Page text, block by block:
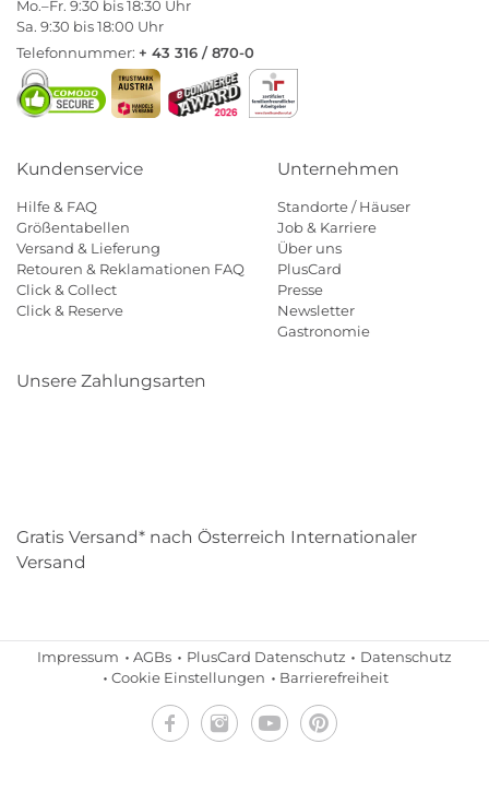
Mo.–Fr. 9:30 bis 18:30 Uhr
Sa. 9:30 bis 18:00 Uhr
Telefonnummer: + 43 316 / 870-0
Kundenservice
Hilfe & FAQ
Größentabellen
Versand & Lieferung
Retouren & Reklamationen FAQ
Click & Collect
Click & Reserve
Unternehmen
Standorte / Häuser
Job & Karriere
Über uns
PlusCard
Presse
Newsletter
Gastronomie
Unsere Zahlungsarten
Gratis Versand* nach Österreich Internationaler
Versand
Impressum AGBs PlusCard Datenschutz
Datenschutz
Cookie Einstellungen
Barrierefreiheit